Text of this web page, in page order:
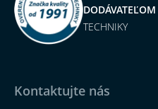
DODÁVATEĽOM
TECHNIKY
Kontaktujte nás